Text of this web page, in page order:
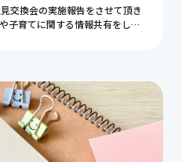
交換会の実施報告をさせて頂き
子育てに関する情報共有をして